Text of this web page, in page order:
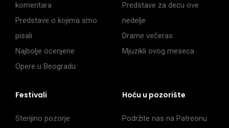
komentara
Predstave o kojima smo
pisali
Najbolje ocenjene
Opere u Beogradu
Predstave za decu ove
nedelje
Drame večeras
Mjuzikli ovog meseca
Festivali
Sterijino pozorje
Hoću u pozorište
Podržite nas na Patreonu